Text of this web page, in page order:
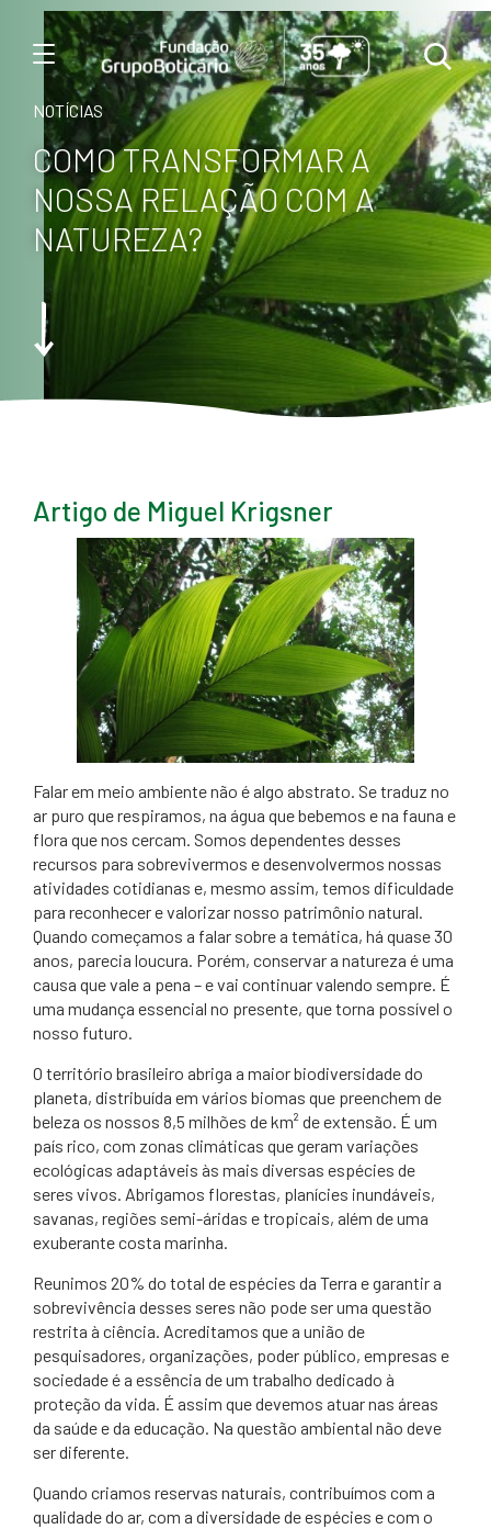
Menu
NOTÍCIAS
COMO TRANSFORMAR A
NOSSA RELAÇÃO COM A
NATUREZA?
Artigo de Miguel Krigsner
Falar em meio ambiente não é algo abstrato. Se traduz no
ar puro que respiramos, na água que bebemos e na fauna e
flora que nos cercam. Somos dependentes desses
recursos para sobrevivermos e desenvolvermos nossas
atividades cotidianas e, mesmo assim, temos dificuldade
para reconhecer e valorizar nosso patrimônio natural.
Quando começamos a falar sobre a temática, há quase 30
anos, parecia loucura. Porém, conservar a natureza é uma
causa que vale a pena – e vai continuar valendo sempre. É
uma mudança essencial no presente, que torna possível o
nosso futuro.
O território brasileiro abriga a maior biodiversidade do
planeta, distribuída em vários biomas que preenchem de
beleza os nossos 8,5 milhões de km² de extensão. É um
país rico, com zonas climáticas que geram variações
ecológicas adaptáveis às mais diversas espécies de
seres vivos. Abrigamos florestas, planícies inundáveis,
savanas, regiões semi-áridas e tropicais, além de uma
exuberante costa marinha.
Reunimos 20% do total de espécies da Terra e garantir a
sobrevivência desses seres não pode ser uma questão
restrita à ciência. Acreditamos que a união de
pesquisadores, organizações, poder público, empresas e
sociedade é a essência de um trabalho dedicado à
proteção da vida. É assim que devemos atuar nas áreas
da saúde e da educação. Na questão ambiental não deve
ser diferente.
Quando criamos reservas naturais, contribuímos com a
qualidade do ar, com a diversidade de espécies e com o